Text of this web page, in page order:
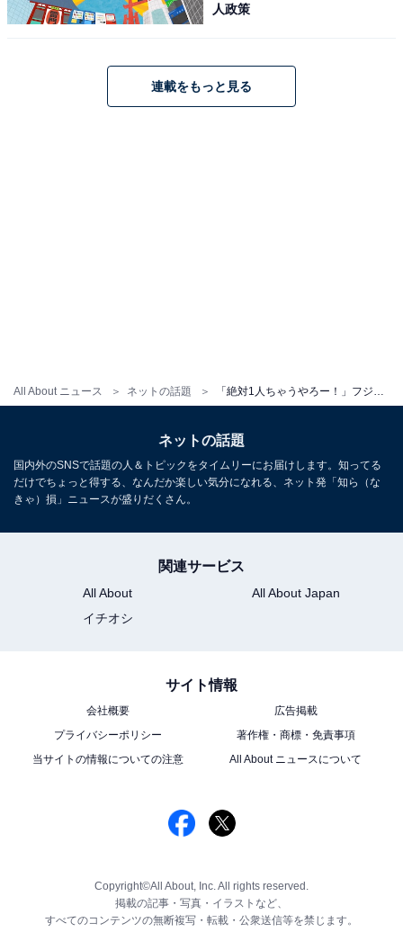
All About ニュース ネットの話題 「絶対1人ちゃうやろー！」フジモン、1人ディズニー報告に「誰が写真を…？」「顔が小さく見える」の声
人政策
連載をもっと見る
ネットの話題
国内外のSNSで話題の人＆トピックをタイムリーにお届けします。知ってる
だけでちょっと得する、なんだか楽しい気分になれる、ネット発「知ら（な
きゃ）損」ニュースが盛りだくさん。
関連サービス
All About
All About Japan
イチオシ
サイト情報
会社概要
広告掲載
プライバシーポリシー
著作権・商標・免責事項
当サイトの情報についての注意
All About ニュースについて
Copyright©All About, Inc. All rights reserved.
掲載の記事・写真・イラストなど、
すべてのコンテンツの無断複写・転載・公衆送信等を禁じます。